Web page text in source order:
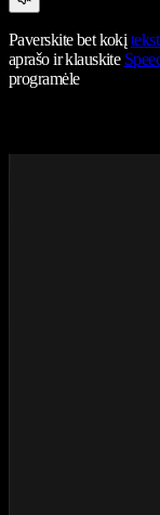
Paverskite bet kokį
aprašo ir klauskite
programėle